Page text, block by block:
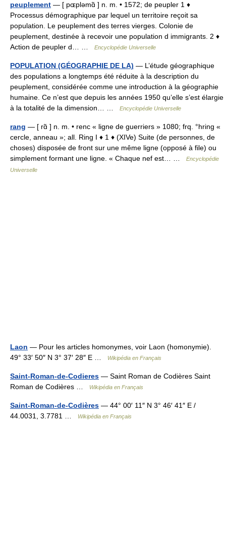
peuplement — [ pɶpləmɑ̃ ] n. m. • 1572; de peupler 1 ♦
Processus démographique par lequel un territoire reçoit sa
population. Le peuplement des terres vierges. Colonie de
peuplement, destinée à recevoir une population d immigrants. 2 ♦
Action de peupler d… …
Encyclopédie Universelle
POPULATION (GÉOGRAPHIE DE LA) — L’étude géographique
des populations a longtemps été réduite à la description du
peuplement, considérée comme une introduction à la géographie
humaine. Ce n’est que depuis les années 1950 qu’elle s’est élargie
à la totalité de la dimension… …
Encyclopédie Universelle
rang — [ rɑ̃ ] n. m. • renc « ligne de guerriers » 1080; frq. °hring «
cercle, anneau »; all. Ring I ♦ 1 ♦ (XIVe) Suite (de personnes, de
choses) disposée de front sur une même ligne (opposé à file) ou
simplement formant une ligne. « Chaque nef est… …
Encyclopédie
Universelle
Laon — Pour les articles homonymes, voir Laon (homonymie).
49° 33′ 50″ N 3° 37′ 28″ E …
Wikipédia en Français
Saint-Roman-de-Codieres — Saint Roman de Codières Saint
Roman de Codières …
Wikipédia en Français
Saint-Roman-de-Codières — 44° 00′ 11″ N 3° 46′ 41″ E /
44.0031, 3.7781 …
Wikipédia en Français